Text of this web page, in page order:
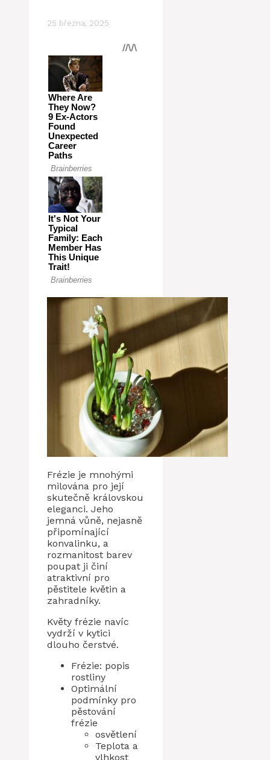
25 března, 2025
Frézie je mnohými
milována pro její
skutečně královskou
eleganci. Jeho
jemná vůně, nejasně
připomínající
konvalinku, a
rozmanitost barev
poupat ji činí
atraktivní pro
pěstitele květin a
zahradníky.
Květy frézie navíc
vydrží v kytici
dlouho čerstvé.
Frézie: popis
rostliny
Optimální
podmínky pro
pěstování
frézie
osvětlení
Teplota a
vlhkost